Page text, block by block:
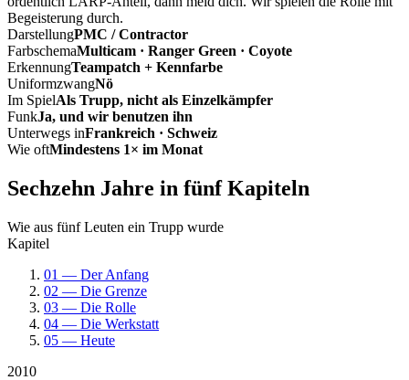
Begeisterung durch.
DarstellungPMC / Contractor
FarbschemaMulticam · Ranger Green · Coyote
ErkennungTeampatch + Kennfarbe
UniformzwangNö
Im SpielAls Trupp, nicht als Einzelkämpfer
FunkJa, und wir benutzen ihn
Unterwegs inFrankreich · Schweiz
Wie oftMindestens 1× im Monat
Sechzehn Jahre in fünf Kapiteln
Wie aus fünf Leuten ein Trupp wurde
Kapitel
01 — Der Anfang
02 — Die Grenze
03 — Die Rolle
04 — Die Werkstatt
05 — Heute
2010